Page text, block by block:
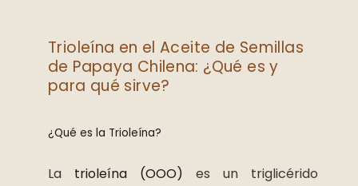
Trioleína en el Aceite de Semillas
de Papaya Chilena: ¿Qué es y
para qué sirve?
¿Qué es la Trioleína?
La trioleína (OOO) es un triglicérido